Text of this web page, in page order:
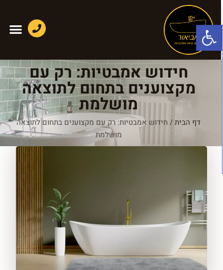
פתח סרגל נגישות
חידוש אמבטיות: רק עם
מקצוענים בתחום לתוצאה
מושלמת
דף הבית/ חידוש אמבטיות: רק עם מקצוענים בתחום לתוצאה
מושלמת